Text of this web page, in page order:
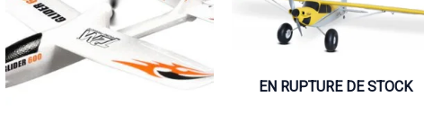
EN RUPTURE DE STOCK